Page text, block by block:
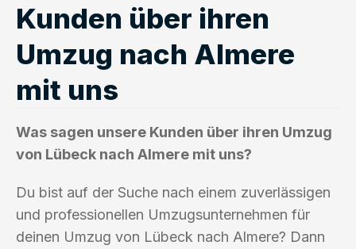
Kunden über ihren
Umzug nach Almere
mit uns
Was sagen unsere Kunden über ihren Umzug
von Lübeck nach Almere mit uns?
Du bist auf der Suche nach einem zuverlässigen
und professionellen Umzugsunternehmen für
deinen Umzug von Lübeck nach Almere? Dann